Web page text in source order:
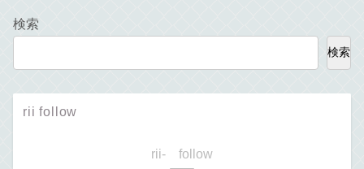
検索
検索
rii follow
rii- follow